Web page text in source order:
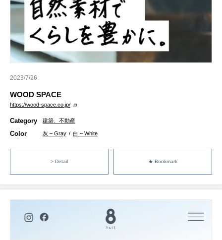
2023/7/26
WOOD SPACE
https://wood-space.co.jp/
Category 建築、不動産
Color 灰 – Gray / 白 – White
> Detail ★ Bookmark